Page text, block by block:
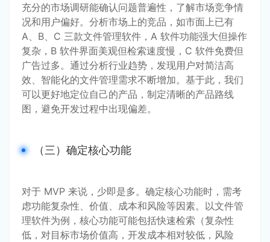
充分的市场调研能确认问题普遍性，了解市场竞争情
况和用户偏好。分析市场上的竞品，如市面上已有
A、B、C 三款文件管理软件，A 软件功能强大但操作
复杂，B 软件界面美观但检索速度慢，C 软件免费但
广告过多。通过分析行业趋势，发现用户对简洁高
效、智能化的文件管理需求不断增加。基于此，我们
可以更好地定位自己的产品，制定清晰的产品路线
图，避免开发过程中出现偏差。
（三）确定核心功能
对于 MVP 来说，少即是多。确定核心功能时，需考
虑功能复杂性、价值、成本和风险等因素。以文件管
理软件为例，核心功能可能包括快速检索（复杂性
低，对目标市场价值高，开发成本相对较低，风险